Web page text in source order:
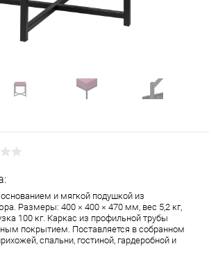
и мягкой подушкой из
Размеры: 400 × 400 × 470 мм, вес 5,2 кг,
100 кг. Каркас из профильной трубы
покрытием. Поставляется в собранном
спальни, гостиной, гардеробной и